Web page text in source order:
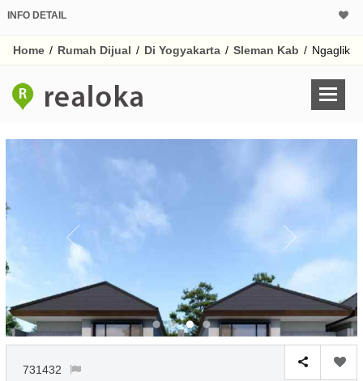
INFO DETAIL
Home / Rumah Dijual / Di Yogyakarta / Sleman Kab / Ngaglik
731432
Harga Rp
Untuk hasil simulasi
pada kotak-